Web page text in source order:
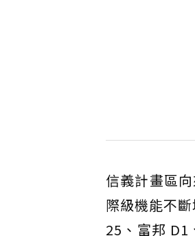
信義計畫區
際級機能不
25、富邦 D1